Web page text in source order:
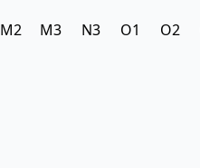
M2 M3 N3 O1 O2